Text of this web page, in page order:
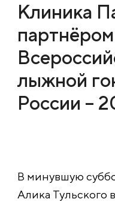
Клиника
партнёром
лыжной
России –
В минувшую
Алика Тульского